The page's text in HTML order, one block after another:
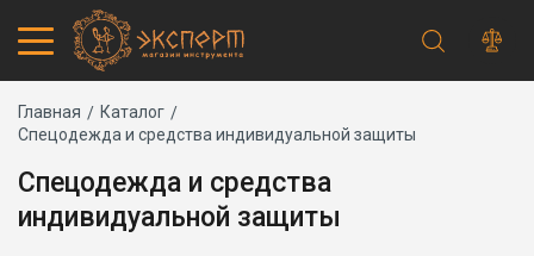
Каталог товаров
Запчасти
Проверить статус заказа
Основная
Адреса магазинов
Строка
навигации
Главная
Каталог
Спецодежда и средства индивидуальной защиты
Спецодежда и средства
индивидуальной защиты